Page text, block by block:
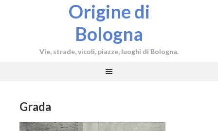
Origine di
Bologna
Vie, strade, vicoli, piazze, luoghi di Bologna.
Grada